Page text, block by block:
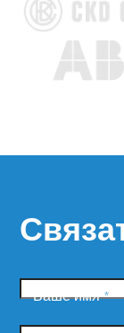
Ваше имя*